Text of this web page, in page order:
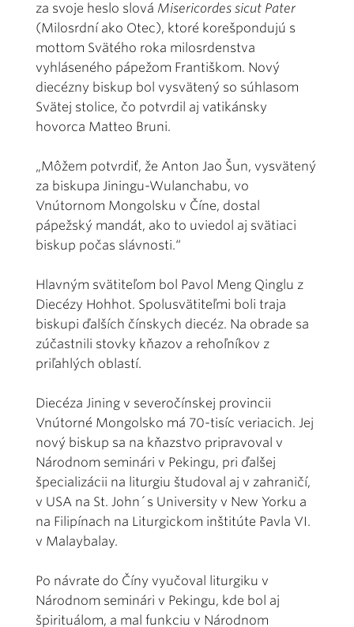
za svoje heslo slová Misericordes sicut Pater
(Milosrdní ako Otec), ktoré korešpondujú s
mottom Svätého roka milosrdenstva
vyhláseného pápežom Františkom. Nový
diecézny biskup bol vysvätený so súhlasom
Svätej stolice, čo potvrdil aj vatikánsky
hovorca Matteo Bruni.
„Môžem potvrdiť, že Anton Jao Šun, vysvätený
za biskupa Jiningu-Wulanchabu, vo
Vnútornom Mongolsku v Číne, dostal
pápežský mandát, ako to uviedol aj svätiaci
biskup počas slávnosti.“
Hlavným svätiteľom bol Pavol Meng Qinglu z
Diecézy Hohhot. Spolusvätiteľmi boli traja
biskupi ďalších čínskych diecéz. Na obrade sa
zúčastnili stovky kňazov a rehoľníkov z
priľahlých oblastí.
Diecéza Jining v severočínskej provincii
Vnútorné Mongolsko má 70-tisíc veriacich. Jej
nový biskup sa na kňazstvo pripravoval v
Národnom seminári v Pekingu, pri ďalšej
špecializácii na liturgiu študoval aj v zahraničí,
v USA na St. John´s University v New Yorku a
na Filipínach na Liturgickom inštitúte Pavla VI.
v Malaybalay.
Po návrate do Číny vyučoval liturgiku v
Národnom seminári v Pekingu, kde bol aj
špirituálom, a mal funkciu v Národnom